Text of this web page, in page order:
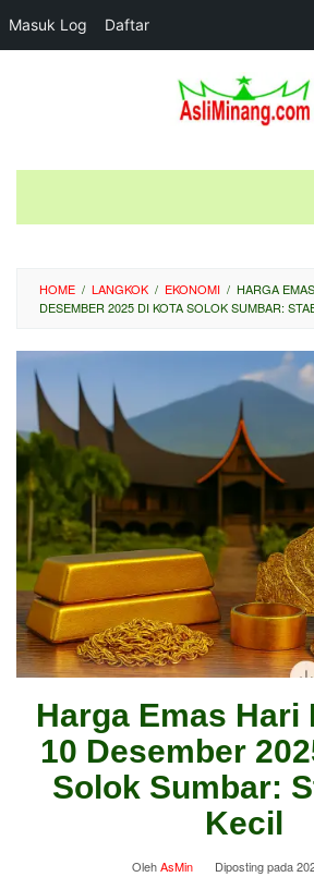
Masuk Log Daftar
HOME / LANGKOK / EKONOMI / HARGA
DESEMBER 2025 DI KOTA SOLOK SUMBAR:
Harga Emas Hari
10 Desember
Solok Sumbar:
Kecil
OlehAsMin Diposting pada